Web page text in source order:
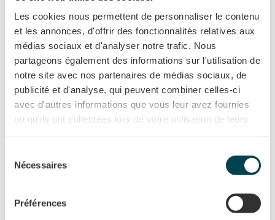
Les cookies nous permettent de personnaliser le contenu
et les annonces, d'offrir des fonctionnalités relatives aux
médias sociaux et d'analyser notre trafic. Nous
partageons également des informations sur l'utilisation de
notre site avec nos partenaires de médias sociaux, de
publicité et d'analyse, qui peuvent combiner celles-ci
avec d'autres informations que vous leur avez fournies
ou qu'ils ont collectées lors de votre utilisation de leurs
Nécessaires
Préférences
données de
l'internaute.
bugsnag-
anonymo
us-id
bookings.
zenchef.c
om
Ce cookie est
utilisé pour
détecter les
erreurs sur le
Persist
ant